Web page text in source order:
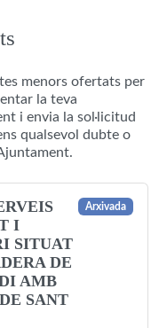
menors ofertats per
la teva
i envia la sol·licitud
qualsevol dubte o
I
SITUAT
DE
AMB
SANT
Arxivada